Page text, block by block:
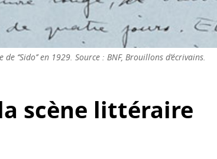
‘’Sido’’ en 1929. Source : BNF, Brouillons d’écrivains.
scène littéraire